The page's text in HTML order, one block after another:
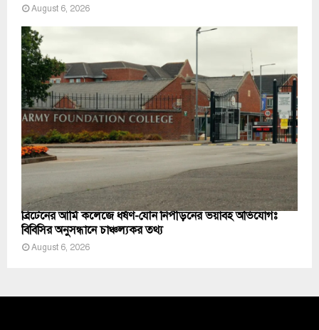
August 6, 2026
ব্রিটেনের আর্মি কলেজে ধর্ষণ-যৌন নিপীড়নের ভয়াবহ অভিযোগঃ
বিবিসির অনুসন্ধানে চাঞ্চল্যকর তথ্য
August 6, 2026